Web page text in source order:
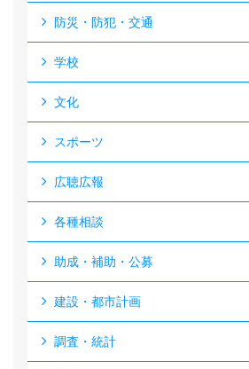
防災・防犯・交通
学校
文化
スポーツ
広聴広報
各種相談
助成・補助・公募
建設・都市計画
調査・統計